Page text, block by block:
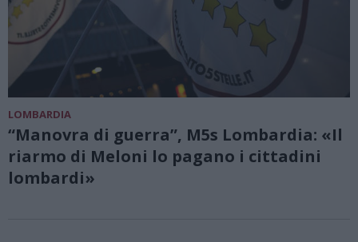
LOMBARDIA
“Manovra di guerra”, M5s Lombardia: «Il
riarmo di Meloni lo pagano i cittadini
lombardi»